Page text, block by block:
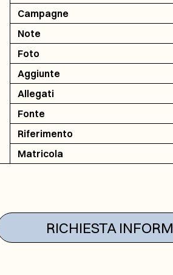
Campagne
Note
Foto
Aggiunte
Allegati
Fonte
Riferimento
Matricola
RICHIESTA